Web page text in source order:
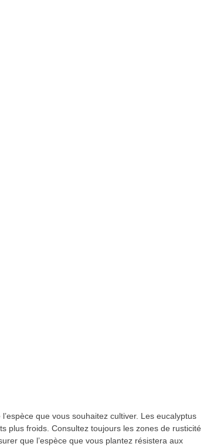
que vous souhaitez cultiver. Les eucalyptus
plus froids. Consultez toujours les zones de rusticité
que l’espèce que vous plantez résistera aux